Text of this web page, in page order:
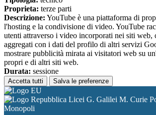
Proprieta: terze parti
Descrizione: YouTube è una piattaforma di
l'hosting e la condivisione di video. YouTube
utenti attraverso i video incorporati nei siti web,
aggregati con i dati del profilo di altri servizi
mostrare pubblicità mirata ai visitatori web su
propri e di altri siti web.
Durata: sessione
Accetta tutti Salva le preferenze
Licei G. Galilei M. Curie
Monopoli